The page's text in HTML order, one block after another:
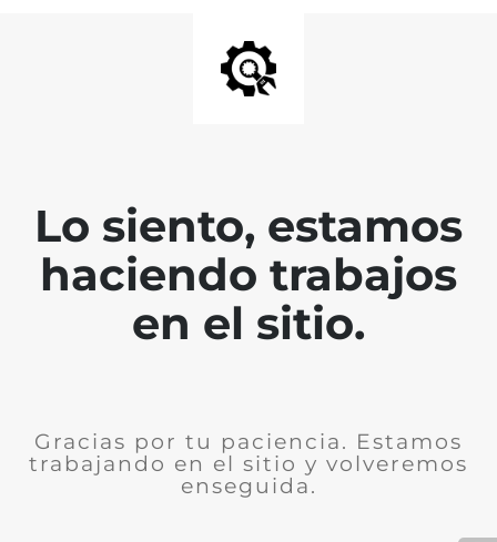
Lo siento, estamos
haciendo trabajos
en el sitio.
Gracias por tu paciencia. Estamos
trabajando en el sitio y volveremos
enseguida.